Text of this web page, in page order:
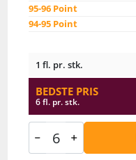
95-96 Point
94-95 Point
1 fl. pr. stk.
BEDSTE PRIS
6 fl. pr. stk.